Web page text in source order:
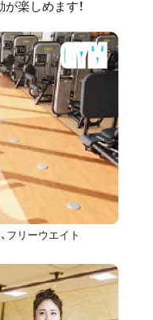
楽しめます！
GYM
フリーウエイト